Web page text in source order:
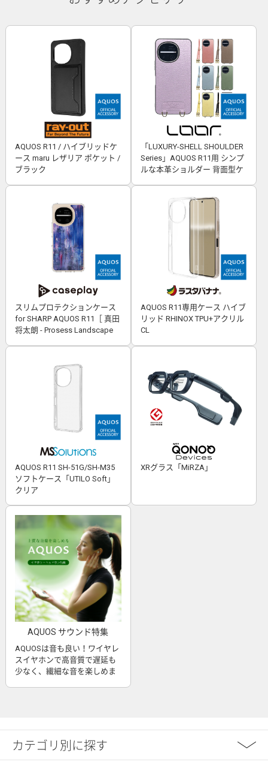
AQUOS R11 / ハイブリッドケ
ース maru レザリア ポケット /
ブラック
「LUXURY-SHELL SHOULDER
Series」AQUOS R11用 シンプ
ルな本革ショルダー 背面型ケ
スリムプロテクションケース
for SHARP AQUOS R11［ 真田
将太朗 - Prosess Landscape
AQUOS R11専用ケース ハイブ
リッド RHINOX TPU+アクリル
CL
AQUOS R11 SH-51G/SH-M35
ソフトケース「UTILO Soft」
クリア
XRグラス「MiRZA」
AQUOS サウンド特集
AQUOSは音も良い！ワイヤレ
スイヤホンで高音質で遅延も
少なく、繊細な音を楽しめま
カテゴリ別に探す